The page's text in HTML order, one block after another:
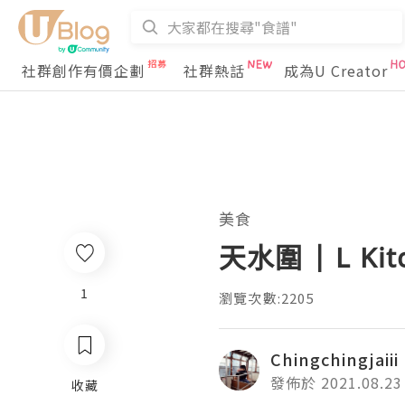
社群創作有價企劃 社群熱話 成為U Creator
1
收藏
美食
天水圍 | L
瀏覽次數:2205
Chingchingjaiii
發佈於 2021.08.23